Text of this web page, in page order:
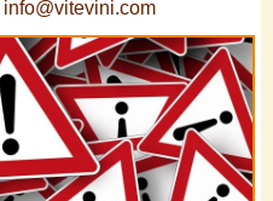
info@vitevini.com